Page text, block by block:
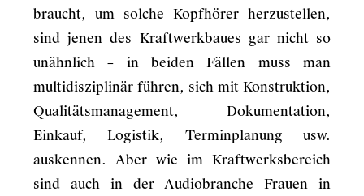
braucht, um solche Kopfhörer herzustellen,
sind jenen des Kraftwerkbaues gar nicht so
unähnlich – in beiden Fällen muss man
multidisziplinär führen, sich mit Konstruktion,
Qualitätsmanagement, Dokumentation,
Einkauf, Logistik, Terminplanung usw.
auskennen. Aber wie im Kraftwerksbereich
sind auch in der Audiobranche Frauen in